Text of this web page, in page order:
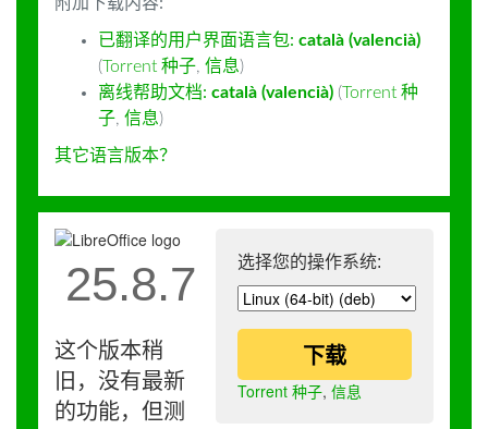
已翻译的用户界面语言包: català (valencià)
(Torrent 种子, 信息)
离线帮助文档: català (valencià) (Torrent 种
子, 信息)
其它语言版本？
选择您的操作系统:
下载
Torrent 种子, 信息
25.8.7
这个版本稍
旧，没有最新
的功能，但测